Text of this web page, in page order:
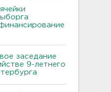
заседание
9-летнего